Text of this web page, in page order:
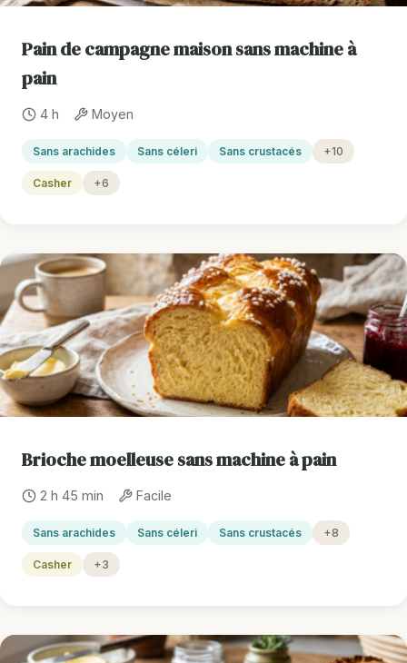
Pain de campagne maison sans machine à
pain
4 h Moyen
Sans arachides Sans céleri Sans crustacés +10
Casher +6
Brioche moelleuse sans machine à pain
2 h 45 min Facile
Sans arachides Sans céleri Sans crustacés +8
Casher +3